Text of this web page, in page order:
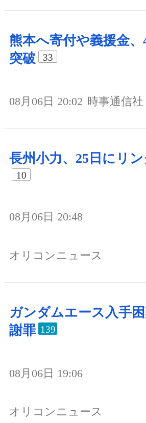
熊本へ寄付や義援金、
突破
33
08月06日 20:02 時事通信社
長州小力、25日にリ
10
08月06日 20:48
オリコンニュース
ガンダムエース入手
謝罪 139
08月06日 19:06
オリコンニュース